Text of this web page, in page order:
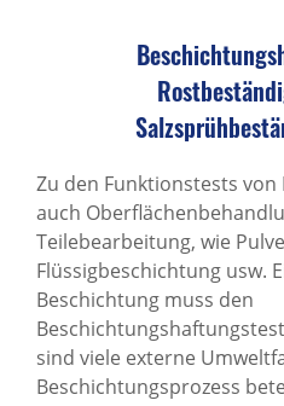
Zu den Funktionstests
auch
Teilebearbeitung, wie
Flüssigbeschichtung usw.
Beschichtung muss den
sind viele externe
Beschichtungsprozess